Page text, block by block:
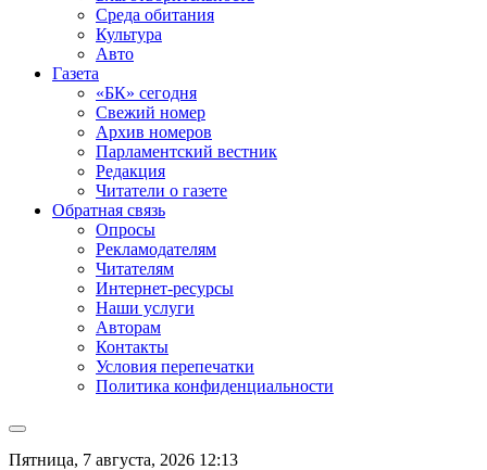
Среда обитания
Культура
Авто
Газета
«БК» сегодня
Свежий номер
Архив номеров
Парламентский вестник
Редакция
Читатели о газете
Обратная связь
Опросы
Рекламодателям
Читателям
Интернет-ресурсы
Наши услуги
Авторам
Контакты
Условия перепечатки
Политика конфиденциальности
Пятница, 7 августа, 2026 12:13